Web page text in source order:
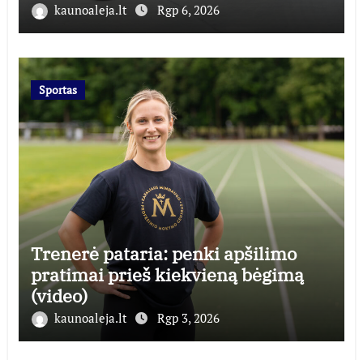
kaunoaleja.lt Rgp 6, 2026
Sportas
Trenerė pataria: penki apšilimo
pratimai prieš kiekvieną bėgimą
(video)
kaunoaleja.lt Rgp 3, 2026